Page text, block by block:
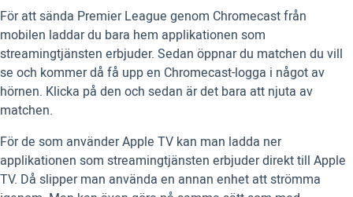
För att sända Premier League genom Chromecast från
mobilen laddar du bara hem applikationen som
streamingtjänsten erbjuder. Sedan öppnar du matchen du vill
se och kommer då få upp en Chromecast-logga i något av
hörnen. Klicka på den och sedan är det bara att njuta av
matchen.
För de som använder Apple TV kan man ladda ner
applikationen som streamingtjänsten erbjuder direkt till Apple
TV. Då slipper man använda en annan enhet att strömma